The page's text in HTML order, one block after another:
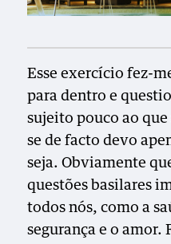
Esse exercício fez-
para dentro e
sujeito pouco ao
se de facto devo
seja. Obviamente
questões basilares
todos nós, como a
segurança e o amor.